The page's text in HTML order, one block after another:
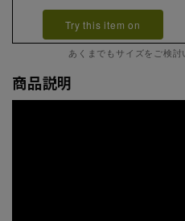
Try this item on
あくまでもサイズをご検討
商品説明